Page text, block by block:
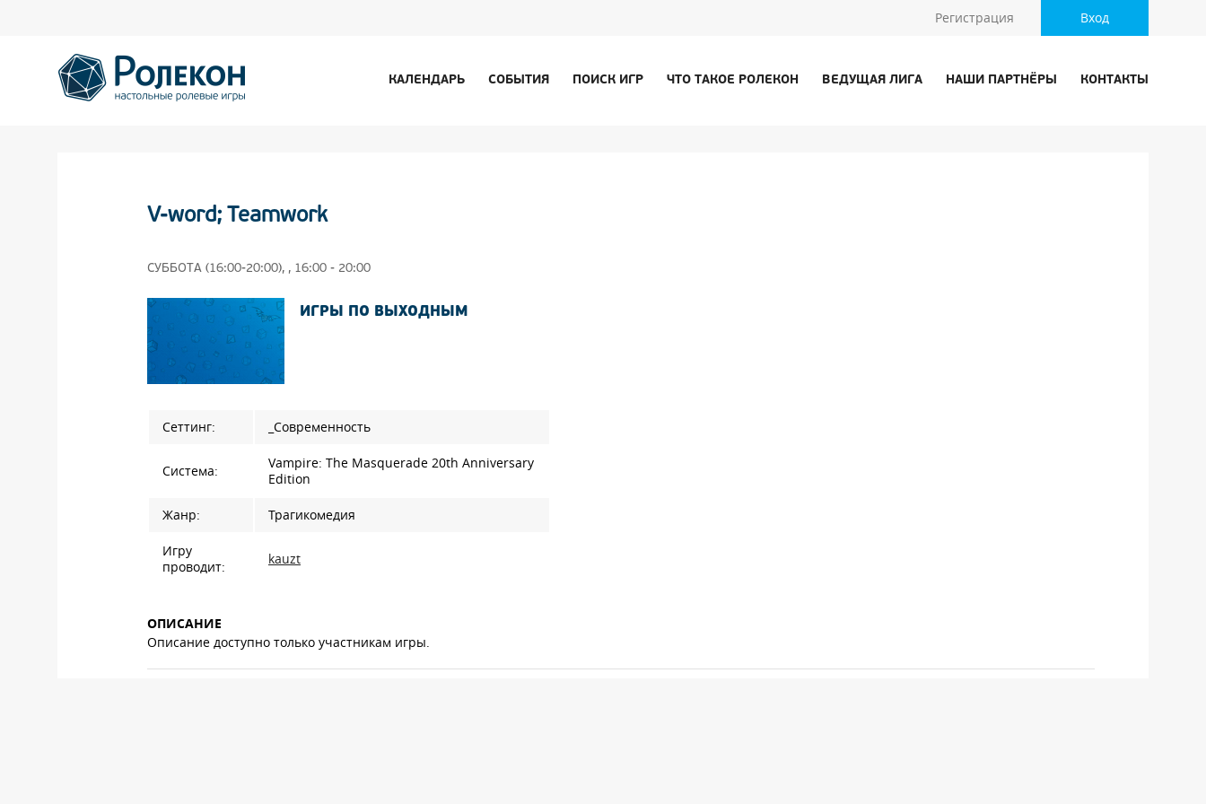
Вход
Регистрация
КАЛЕНДАРЬ СОБЫТИЯ ПОИСК ИГР ЧТО ТАКОЕ РОЛЕКОН ВЕДУЩАЯ ЛИГА НАШИ ПАРТНЁРЫ КОНТАКТЫ
V-word; Teamwork
СУББОТА (16:00-20:00), , 16:00 - 20:00
ИГРЫ ПО ВЫХОДНЫМ
Сеттинг: _Современность
Система:
Vampire: The Masquerade 20th Anniversary
Edition
Жанр: Трагикомедия
Игру
проводит:
kauzt
ОПИСАНИЕ
Описание доступно только участникам игры.